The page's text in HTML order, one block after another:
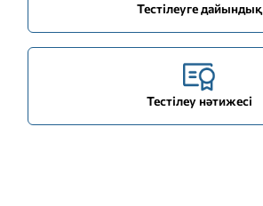
Тестілеуге дайындық
Тестілеу нәтижесі